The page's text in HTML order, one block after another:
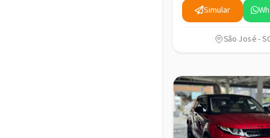
Simular
São José -